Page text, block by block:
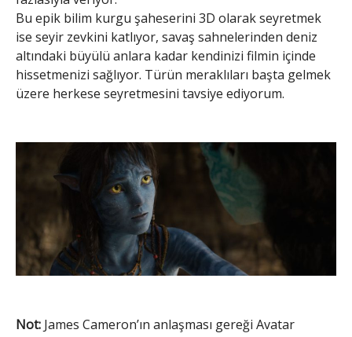
Bu epik bilim kurgu şaheserini 3D olarak seyretmek
ise seyir zevkini katlıyor, savaş sahnelerinden deniz
altındaki büyülü anlara kadar kendinizi filmin içinde
hissetmenizi sağlıyor. Türün meraklıları başta gelmek
üzere herkese seyretmesini tavsiye ediyorum.
Not: James Cameron’ın anlaşması gereği Avatar